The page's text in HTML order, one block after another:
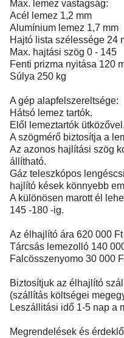
Max. lemez vastagság:
Acél lemez 1,2 mm
Alumínium lemez 1,7 mm
Hajtó lista szélessége 24
Max. hajtási szög 0 - 145
Fenti prizma nyitása 120
Súlya 250 kg
A gép alapfelszereltsége:
Hátsó lemez tartók.
Elől lemeztartók ütközővel.
A szögmérő biztosítja a
Az azonos hajlítási szög
állítható.
Gáz teleszkópos
hajlító kések könnyebb
A különösen marott él
145 -180 -ig.
Az élhajlító ára 620 000 Ft
Tárcsás lemezolló 140
Falcösszenyomo 30 000
Biztosítjuk az élhajlító
(szállítás költségei
Leszállitási idő 1-5 nap a
Megrendelések és